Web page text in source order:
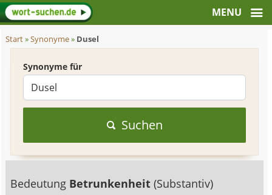
Start»Synonyme» Dusel
Synonyme für
Suchen
Bedeutung Betrunkenheit(Substantiv)